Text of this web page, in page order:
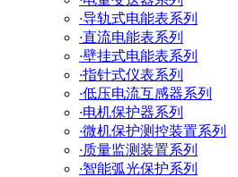
·导轨式电能表系列
·直流电能表系列
·壁挂式电能表系列
·指针式仪表系列
·低压电流互感器系列
·电机保护器系列
·微机保护测控装置系列
·质量监测装置系列
·智能弧光保护系列